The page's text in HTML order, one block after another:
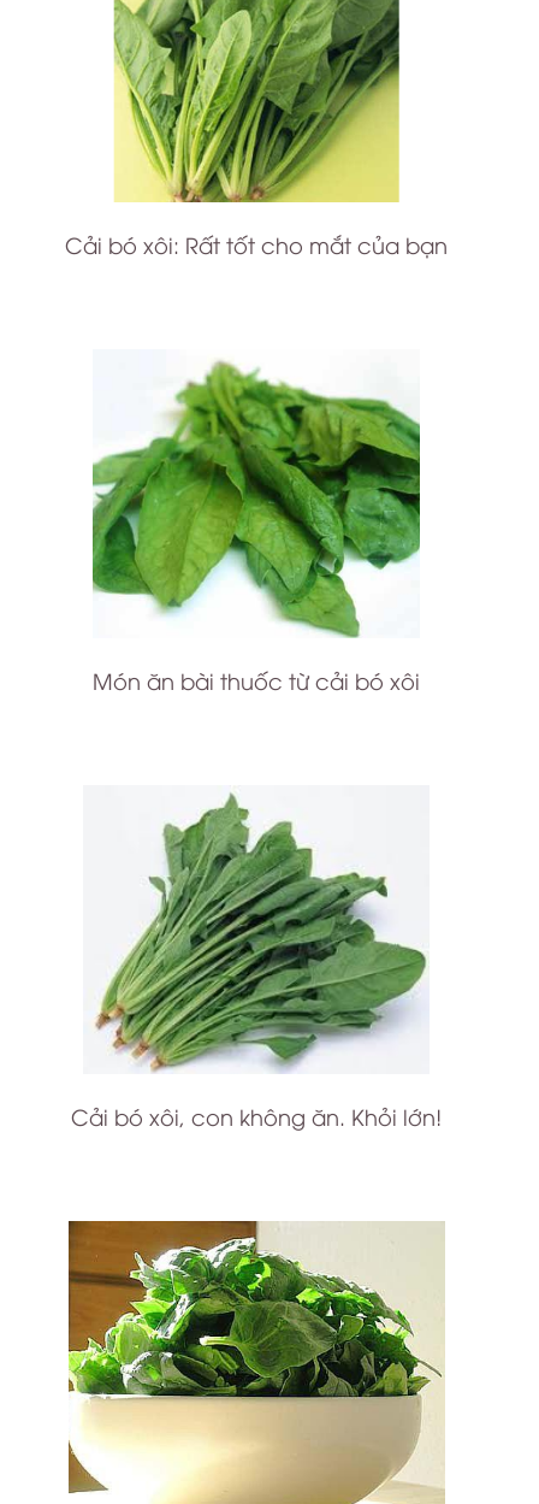
Cải bó xôi: Rất tốt cho mắt của bạn
Món ăn bài thuốc từ cải bó xôi
Cải bó xôi, con không ăn. Khỏi lớn!